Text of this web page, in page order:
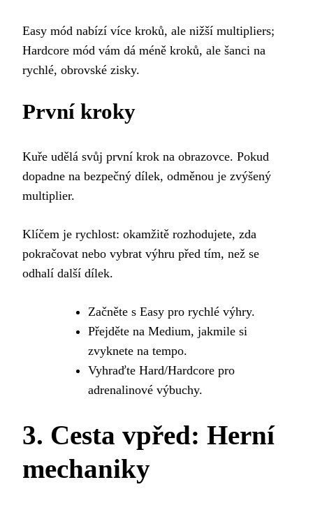
Easy mód nabízí více kroků, ale nižší multipliers;
Hardcore mód vám dá méně kroků, ale šanci na
rychlé, obrovské zisky.
První kroky
Kuře udělá svůj první krok na obrazovce. Pokud
dopadne na bezpečný dílek, odměnou je zvýšený
multiplier.
Klíčem je rychlost: okamžitě rozhodujete, zda
pokračovat nebo vybrat výhru před tím, než se
odhalí další dílek.
Začněte s Easy pro rychlé výhry.
Přejděte na Medium, jakmile si
zvyknete na tempo.
Vyhraďte Hard/Hardcore pro
adrenalinové výbuchy.
3. Cesta vpřed: Herní
mechaniky